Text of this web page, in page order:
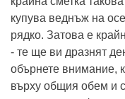
купува веднъж на
рядко. Затова е
- те ще ви дразнят
обърнете внимание,
върху общия обем и